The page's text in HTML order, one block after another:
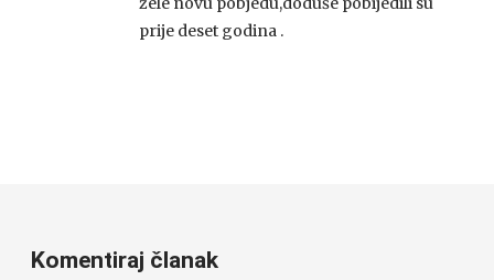
prije deset godina .
Komentiraj članak